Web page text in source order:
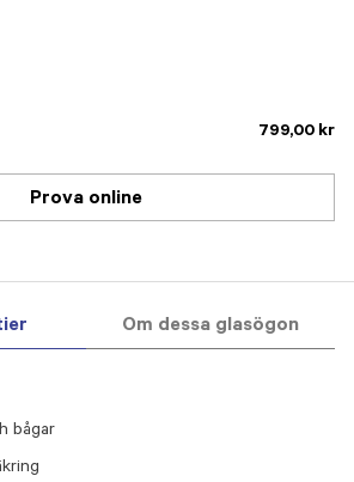
799,00 kr
Prova online
Om dessa glasögon
bågar